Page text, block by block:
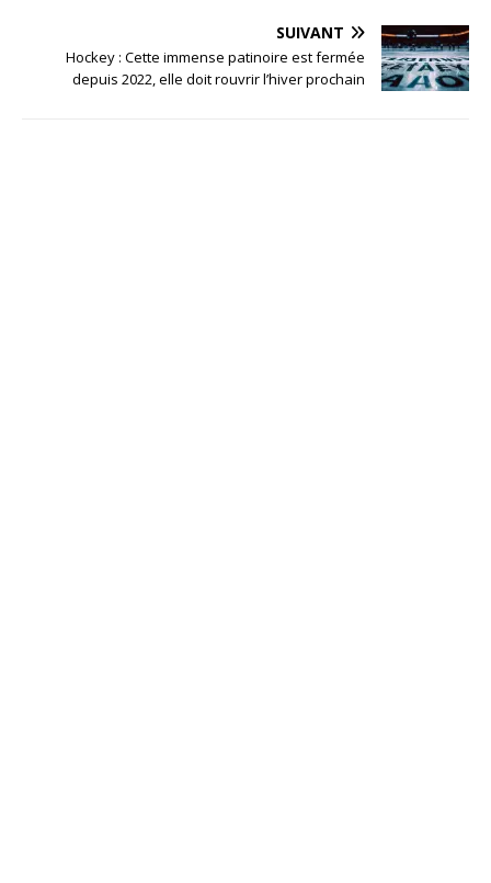
SUIVANT
Hockey : Cette immense patinoire est fermée
depuis 2022, elle doit rouvrir l’hiver prochain